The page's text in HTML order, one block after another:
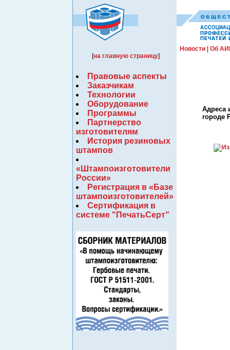
[на главную страницу]
Новости Об
Правовые аспекты
Заказчикам
Технологии
Оборудование
Программы
Партнерство
изготовителям
История резиновых
штампов
«Штампоизготовители
России»
Регистрация в «Базе
штампоизготовителей»
Сертификация в
системе "ПечатьСерт"
Адреса
городе